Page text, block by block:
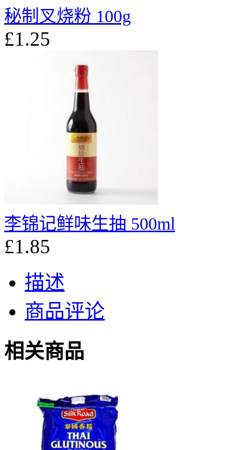
秘制叉烧粉 100g
£1.25
李锦记鲜味生抽 500ml
£1.85
描述
商品评论
相关商品